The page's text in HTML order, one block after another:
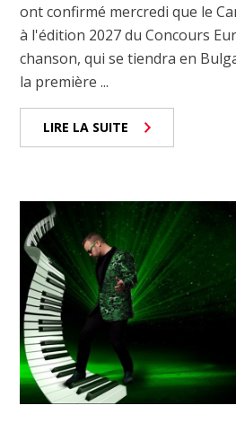
ont confirmé mercredi que le
à l'édition 2027 du Concours
chanson, qui se tiendra en
la première ...
LIRE LA SUITE